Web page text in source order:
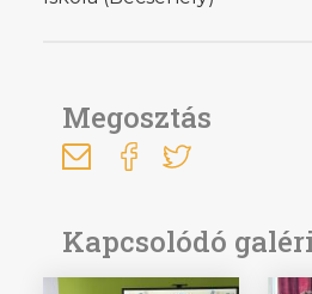
Megosztás
Kapcsolódó